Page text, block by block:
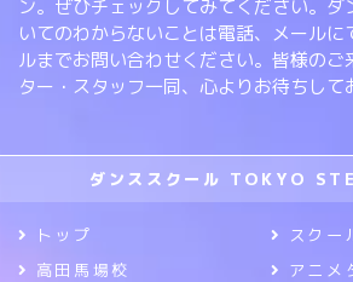
ン。ぜひチェックしてみてください。ダ
いてのわからないことは電話、メールに
ルまでお問い合わせください。皆様のご
ター・スタッフ一同、心よりお待ちして
ダンススクール TOKYO
トップ
スクー
高田馬場校
アニメ